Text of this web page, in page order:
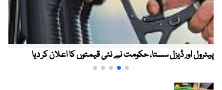
پیٹرول اور ڈیزل سستا، حکومت نے نئی قیمتوں کا اعلان کر دیا